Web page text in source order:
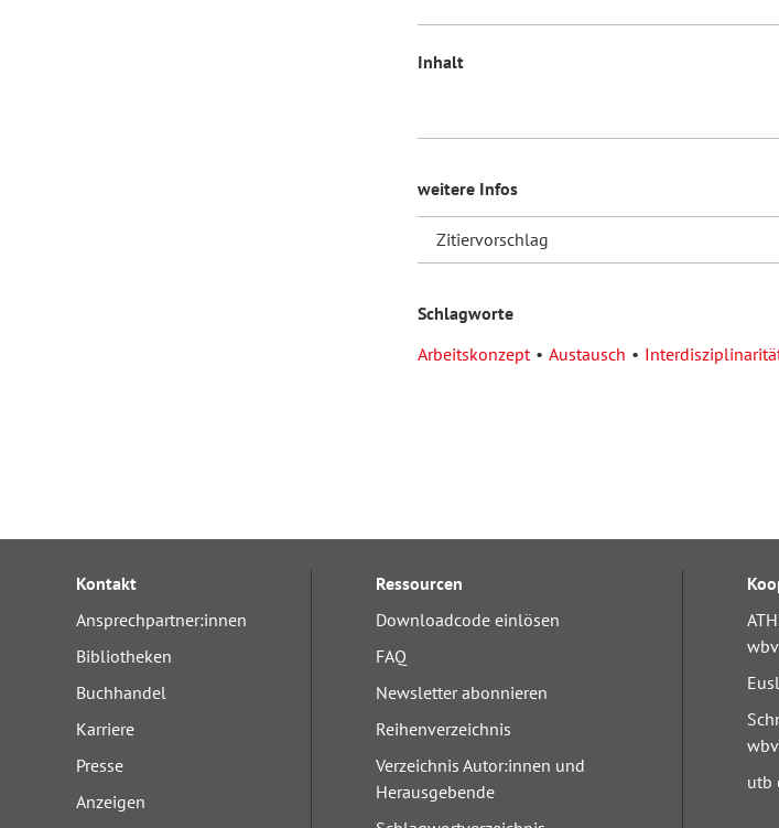
Inhalt
weitere Infos
Zitiervorschlag
Schlagworte
Arbeitskonzept
Austausch
Kontakt
Ansprechpartner:innen
Bibliotheken
Buchhandel
Karriere
Presse
Anzeigen
Ressourcen
Downloadcode einlösen
FAQ
Newsletter abonnieren
Reihenverzeichnis
Verzeichnis Autor:innen und
Herausgebende
wbv
wbv
utb